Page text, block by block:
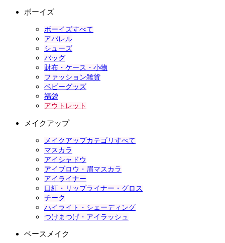
ボーイズ
ボーイズすべて
アパレル
シューズ
バッグ
財布・ケース・小物
ファッション雑貨
ベビーグッズ
福袋
アウトレット
メイクアップ
メイクアップカテゴリすべて
マスカラ
アイシャドウ
アイブロウ・眉マスカラ
アイライナー
口紅・リップライナー・グロス
チーク
ハイライト・シェーディング
つけまつげ・アイラッシュ
ベースメイク